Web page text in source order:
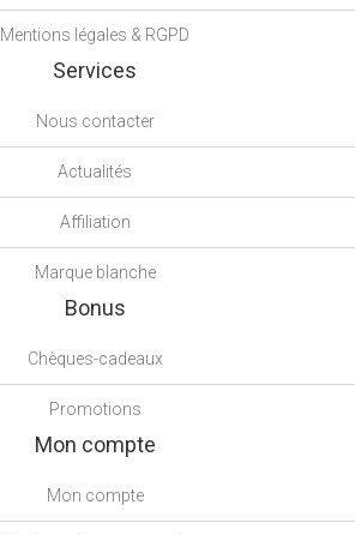
Mentions légales & RGPD
Services
Nous contacter
Actualités
Affiliation
Marque blanche
Bonus
Chèques-cadeaux
Promotions
Mon compte
Mon compte